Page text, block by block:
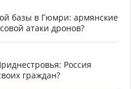
базы в Гюмри: армянские
атаки дронов?
Россия
граждан?